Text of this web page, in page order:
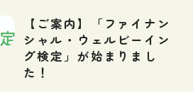
【ご案内】「ファイナン
シャル・ウェルビーイン
グ検定」が始まりまし
た！